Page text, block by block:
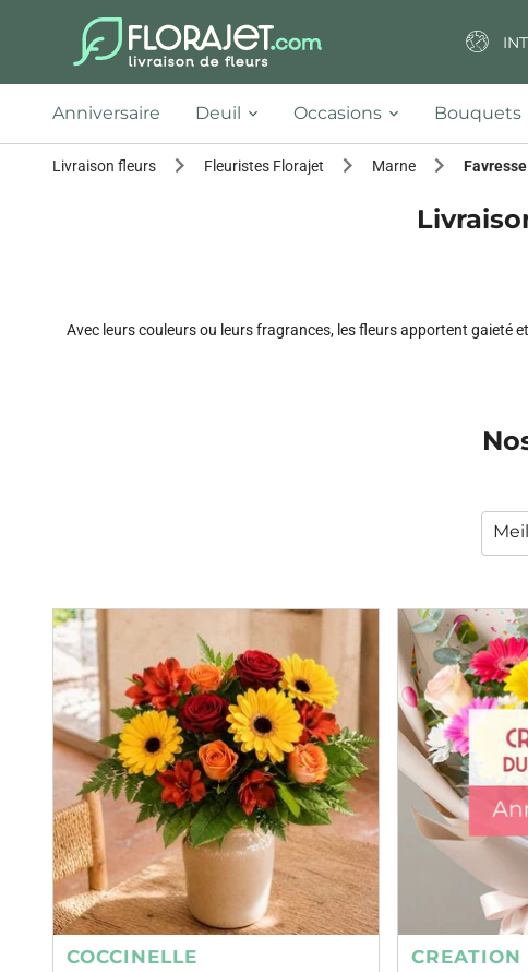
Anniversaire Deuil Occasions Bouquets
Livraison fleurs Fleuristes Florajet Marne Favresse
Avec leurs couleurs ou leurs fragrances, les fleurs apportent gaieté
COCCINELLE